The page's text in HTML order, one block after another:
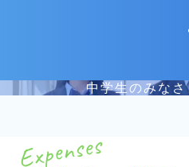
中学生のみな